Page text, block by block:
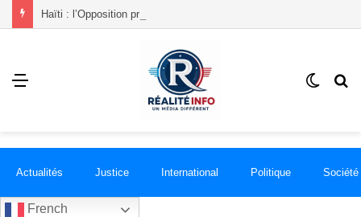
Menu
Switch
Actualités Justice International Politique Société
French